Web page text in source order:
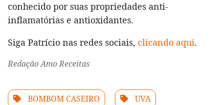
conhecido por suas propriedades anti-
inflamatórias e antioxidantes.
Siga Patrício nas redes sociais, clicando aqui.
Redação Amo Receitas
BOMBOM CASEIRO UVA